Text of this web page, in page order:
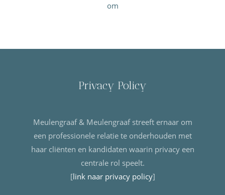
om
Privacy Policy
Meulengraaf & Meulengraaf streeft ernaar om
een professionele relatie te onderhouden met
haar cliënten en kandidaten waarin privacy een
centrale rol speelt.
[link naar privacy policy]